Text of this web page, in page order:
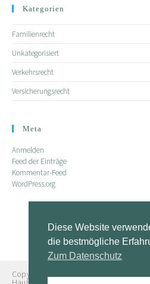
Kategorien
Familienrecht
Unkategorisiert
Verkehrsrecht
Versicherungsrecht
Meta
Anmelden
Feed der Einträge
Kommentar-Feed
WordPress.org
Copyright © 2024 Rechtsanwaltskanzlei
Diese Website
die bestmögliche
Zum Datenschutz